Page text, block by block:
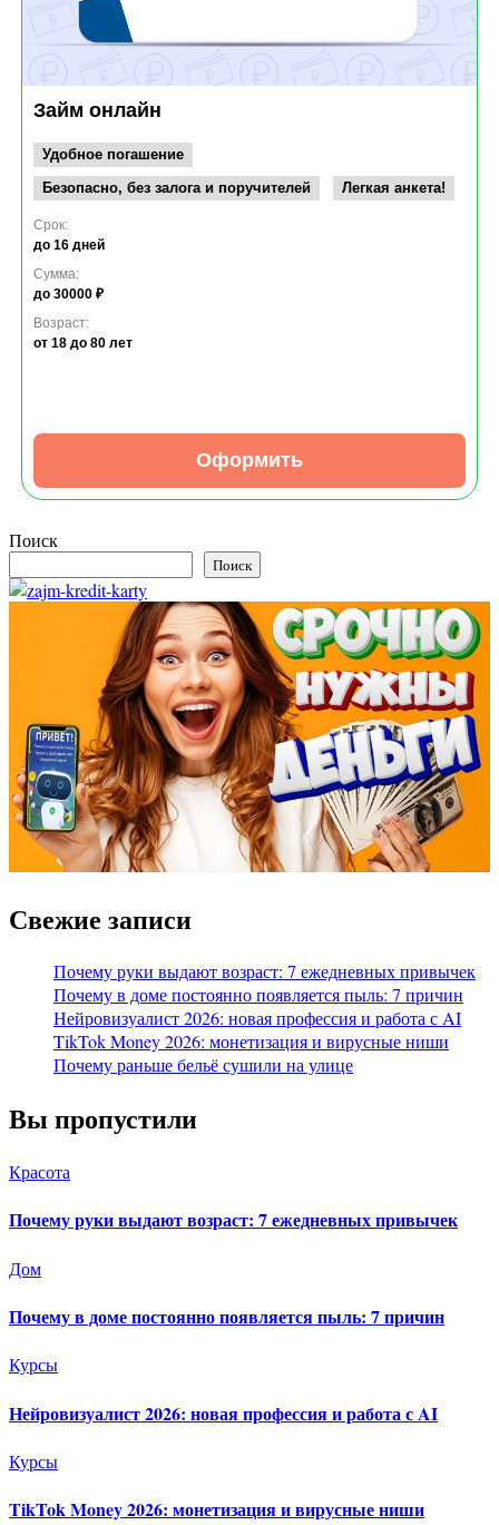
Займ онлайн
Удобное погашение
Безопасно, без залога и поручителей
Легкая анкета!
Срок:
до 16 дней
Сумма:
до 30000 ₽
Возраст:
от 18 до 80 лет
Оформить
Поиск
Поиск
Свежие записи
Почему руки выдают возраст: 7 ежедневных привычек
Почему в доме постоянно появляется пыль: 7 причин
Нейровизуалист 2026: новая профессия и работа с AI
TikTok Money 2026: монетизация и вирусные ниши
Почему раньше бельё сушили на улице
Вы пропустили
Красота
Почему руки выдают возраст: 7 ежедневных привычек
Дом
Почему в доме постоянно появляется пыль: 7 причин
Курсы
Нейровизуалист 2026: новая профессия и работа с AI
Курсы
TikTok Money 2026: монетизация и вирусные ниши